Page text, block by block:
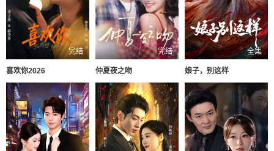
完结
喜欢你2026
完结
仲夏夜之吻
全集
娘子，别这样